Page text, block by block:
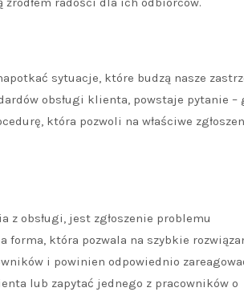
sytuacje, które budzą nasze
obsługi klienta, powstaje pytanie –
która pozwoli na właściwe
z obsługi, jest zgłoszenie problemu
która pozwala na szybkie
i powinien odpowiednio
lub zapytać jednego z pracowników o